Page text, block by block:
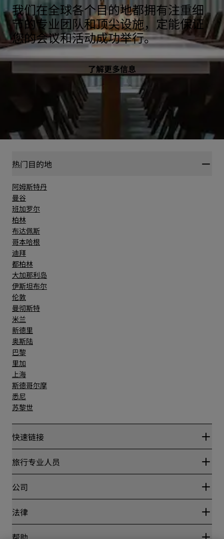
我们在全球各个目的地都拥有注重细
节的专业团队和顶尖设施，定能保证
您的会议和活动成功举行。
了解更多信息
热门目的地
阿姆斯特丹
曼谷
班加罗尔
柏林
布达佩斯
哥本哈根
迪拜
都柏林
大加那利岛
伊斯坦布尔
伦敦
曼彻斯特
米兰
新德里
奥斯陆
巴黎
里加
上海
斯德哥尔摩
悉尼
苏黎世
快速链接
丽赏会
Blog
目的地
丽笙酒店集团APP
体育认证酒店
家庭友好型酒店
旅行专业人员
合作伙伴
公司
丽笙酒店集团
工作机会 RHG
法律
隐私中心